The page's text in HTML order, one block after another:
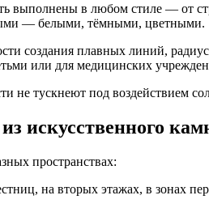
выполнены в любом стиле — от
— белыми, тёмными, цветными.
создания плавных линий,
или для медицинских
не тускнеют под воздействием
искусственного
пространствах:
на вторых этажах, в зонах